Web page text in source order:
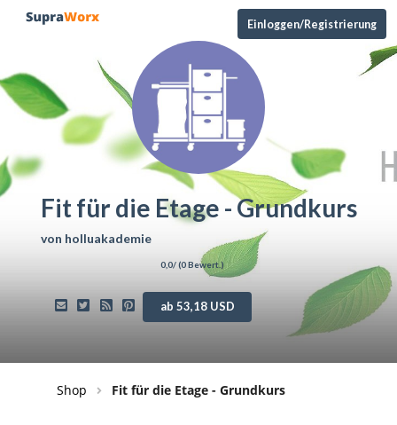
Einloggen/Registrierung
Fit für die Etage - Grundkurs
von holluakademie
0,0/ (0 Bewert.)
ab 53,18 USD
Shop Fit für die Etage - Grundkurs